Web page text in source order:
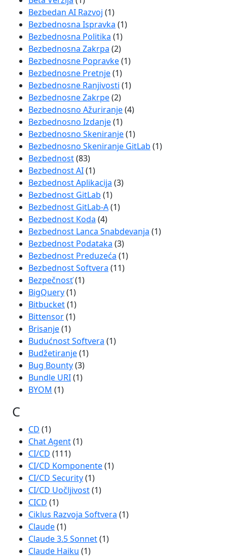
Bezbedan AI Razvoj (1)
Bezbednosna Ispravka (1)
Bezbednosna Politika (1)
Bezbednosna Zakrpa (2)
Bezbednosne Popravke(1)
Bezbednosne Pretnje(1)
Bezbednosne Ranjivosti (1)
Bezbednosne Zakrpe(2)
Bezbednosno Ažuriranje(4)
Bezbednosno Izdanje(1)
Bezbednosno Skeniranje(1)
Bezbednosno Skeniranje GitLab (1)
Bezbednost(83)
Bezbednost AI(1)
Bezbednost Aplikacija (3)
Bezbednost GitLab (1)
Bezbednost GitLab-A(1)
Bezbednost Koda (4)
Bezbednost Lanca Snabdevanja (1)
Bezbednost Podataka (3)
Bezbednost Preduzeća (1)
Bezbednost Softvera (11)
Bezpečnosť(1)
BigQuery(1)
Bitbucket(1)
Bittensor(1)
Brisanje(1)
Budućnost Softvera (1)
Budžetiranje(1)
Bug Bounty(3)
Bundle URI(1)
BYOM (1)
C
CD (1)
Chat Agent(1)
CI/CD (111)
CI/CD Komponente(1)
CI/CD Security(1)
CI/CD Uočljivost(1)
CICD (1)
Ciklus Razvoja Softvera (1)
Claude(1)
Claude 3.5 Sonnet(1)
Claude Haiku (1)